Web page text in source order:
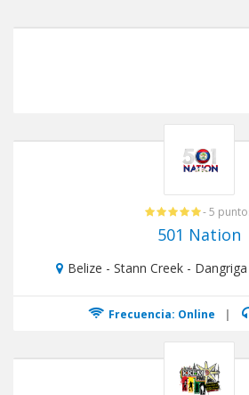
- 5
501 Nation
Belize - Stann Creek -
Frecuencia: Online |